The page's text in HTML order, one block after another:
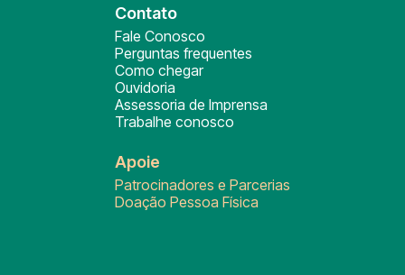
Contato
Fale Conosco
Perguntas frequentes
Como chegar
Ouvidoria
Assessoria de Imprensa
Trabalhe conosco
Apoie
Patrocinadores e Parcerias
Doação Pessoa Física